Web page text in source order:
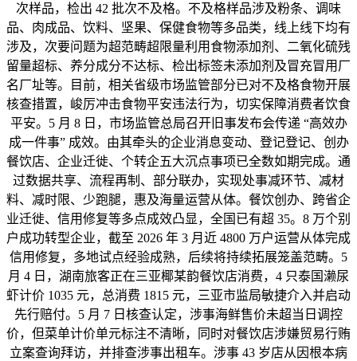
次样品，检出 42 批次不及格。不及格样品涉及粉条、调味
品、肉成品、饮料、坚果、保健食物等多品类，线上线下均有
涉及，次要问题为超范畴超限量利用食物添加剂、二氧化硫残
留量超标、养分成分不达标、检出标签未添加剂及冒充冒用厂
名厂址等。目前，相关省级市场监管部分已对不及格食物开展
核查措置，峻厉冲击食物平安违法行为，切实保障消费者饮食
平安。5 月 8 日，市场监管总局召开旧事发布会传递 “高效办
成一件事” 成效。由其牵头的企业消息变动、登记登记、创办
餐饮店、企业迁徙、个转企五大沉点事项已全数如期完成。通
过数据共享、流程再制、部分联办，实现处事减环节、减材
料、减时限、少跑腿，惠及海量运营从体。餐饮创办、跨省企
业迁徙、信用修复等多点成效凸显，全国已有超 35。8 万个别
户成功转型企业，截至 2026 年 3 月近 4800 万户运营从体完成
信用修复，多地试点经验成熟，后续将持续拓展笼盖范畴。5
月 4 日，湖南旅客正在三亚椰某韵餐饮店消费，4 只泰国濑尿
虾计价 1035 元，总消费 1815 元，三亚市监局敏捷介入并启动
先行赔付。5 月 7 日核查认定，涉事海鲜售价未超当日调控
价，但菜单计价单元标注不清晰，同时对餐饮店涉嫌贸易行贿
立案查询拜访，并排查涉事出租车。涉事 43 岁店从因根本病